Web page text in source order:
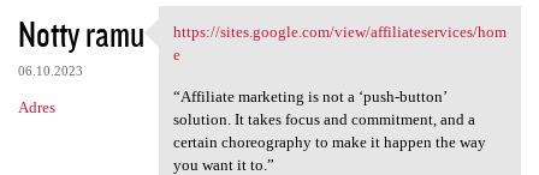
K
o
m
e
Notty ramu
06.10.2023
Adres
https://sites.google.com/view
https://sites.google.com/view/affiliateservices/hom
e
“Affiliate marketing is not a ‘push-button’
solution. It takes focus and commitment, and a
certain choreography to make it happen the way
you want it to.”